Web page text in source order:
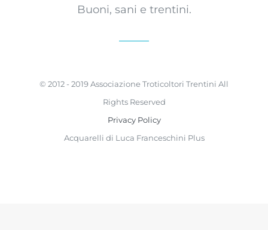
Buoni, sani e trentini.
© 2012 - 2019 Associazione Troticoltori Trentini All
Rights Reserved
Privacy Policy
Acquarelli di Luca Franceschini Plus